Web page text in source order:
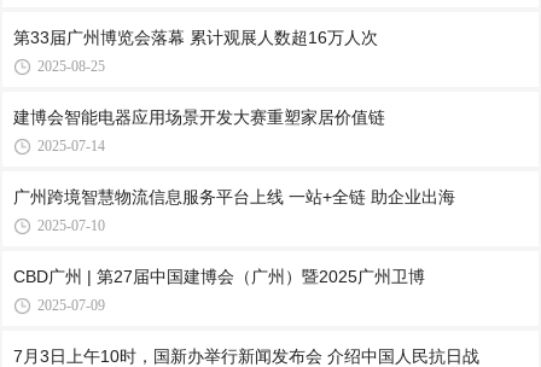
第33届广州博览会落幕 累计观展人数超16万人次
2025-08-25
建博会智能电器应用场景开发大赛重塑家居价值链
2025-07-14
广州跨境智慧物流信息服务平台上线 一站+全链 助企业出海
2025-07-10
CBD广州 | 第27届中国建博会（广州）暨2025广州卫博
2025-07-09
7月3日上午10时，国新办举行新闻发布会 介绍中国人民抗日战